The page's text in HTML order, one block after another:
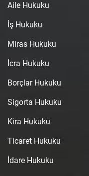
Aile Hukuku
İş Hukuku
Miras Hukuku
İcra Hukuku
Borçlar Hukuku
Sigorta Hukuku
Kira Hukuku
Ticaret Hukuku
İdare Hukuku